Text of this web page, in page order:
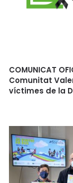
COMUNICAT
Comunitat
víctimes de la